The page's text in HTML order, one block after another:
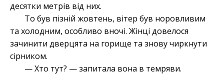
десятки метрів від них.
То був пізній жовтень, вітер був норовливим
та холодним, особливо вночі. Жінці довелося
зачинити дверцята на горище та знову чиркнути
сірником.
— Хто тут? — запитала вона в темряви.